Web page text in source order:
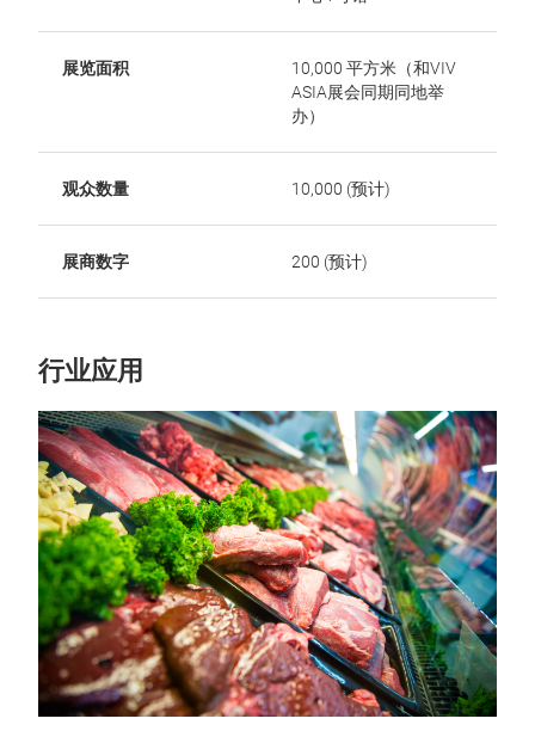
展览面积
10,000 平方米（和VIV
ASIA展会同期同地举
办）
观众数量 10,000 (预计)
展商数字 200 (预计)
行业应用